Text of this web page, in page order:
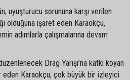
uyuşturucu sorununa karşı verilen
olduğuna işaret eden Karaokçu,
adımlarla çalışmalarına devam
Drag Yarışı’na katkı koyan
Karaokçu, çok büyük bir izleyici